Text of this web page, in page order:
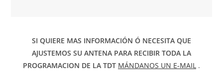
SI QUIERE MAS INFORMACIÓN Ó NECESITA QUE
AJUSTEMOS SU ANTENA PARA RECIBIR TODA LA
PROGRAMACION DE LA TDT MÁNDANOS UN E-MAIL .